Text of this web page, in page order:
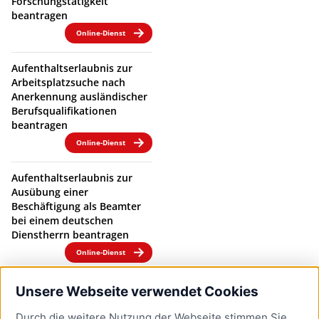
Unsere Webseite verwendet Cookies
beantragen
Online-Dienst
Aufenthaltserlaubnis zur
Arbeitsplatzsuche nach
Anerkennung ausländischer
Berufsqualifikationen
beantragen
Online-Dienst
Aufenthaltserlaubnis zur
Ausübung einer
Beschäftigung als Beamter
bei einem deutschen
Dienstherrn beantragen
Online-Dienst
Aufenthaltserlaubnis zur
Ausübung einer
Beschäftigung in einem